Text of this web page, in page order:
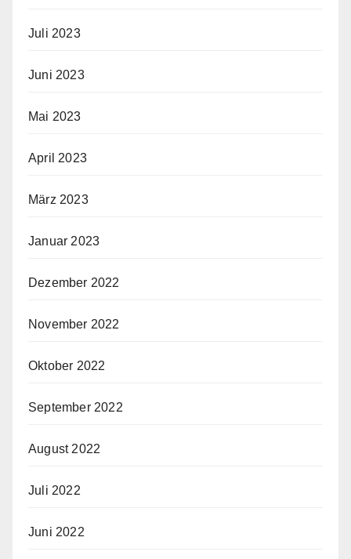
Juli 2023
Juni 2023
Mai 2023
April 2023
März 2023
Januar 2023
Dezember 2022
November 2022
Oktober 2022
September 2022
August 2022
Juli 2022
Juni 2022